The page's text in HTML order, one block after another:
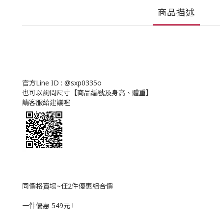
商品描述
官方Line ID : @sxp0335o
也可以詢問尺寸【商品編號及身高、體重】
請客服給建議喔
同價格賣場~任2件優惠組合價
一件優惠 549元 !